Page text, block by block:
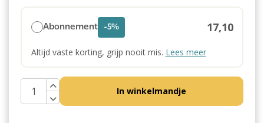
Abonnement -5% 17,10
Altijd vaste korting, grijp nooit mis. Lees meer
In winkelmandje